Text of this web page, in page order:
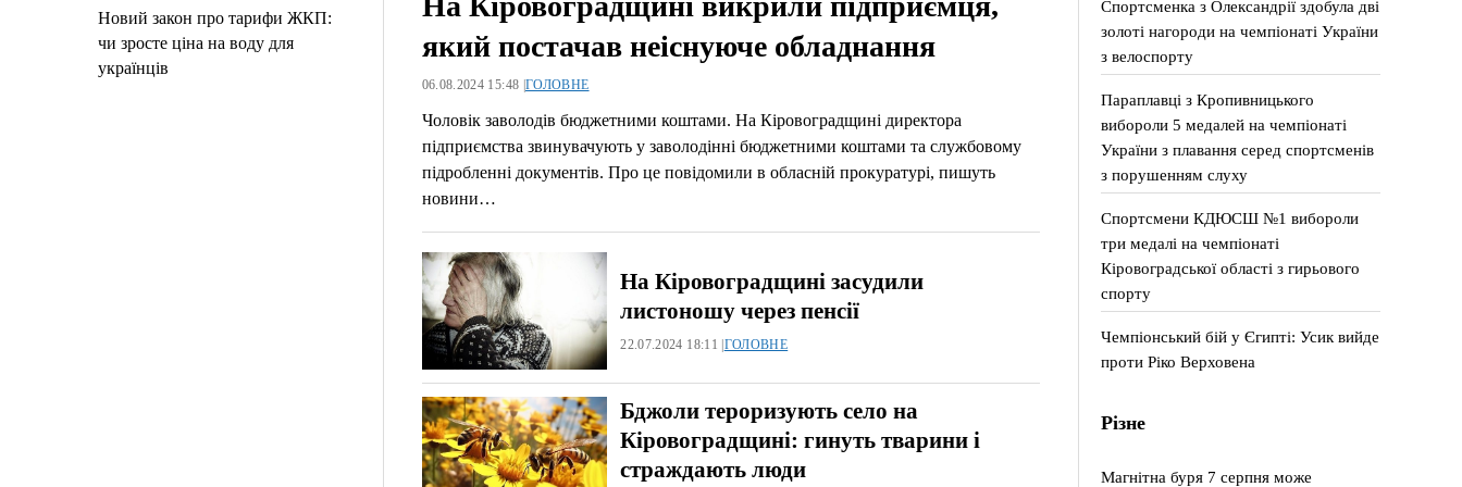
Новий закон про тарифи ЖКП:
чи зросте ціна на воду для
українців
який постачав неіснуюче обладнання
06.08.2024 15:48 |ГОЛОВНЕ
Чоловік заволодів бюджетними коштами. На Кіровоградщині директора
підприємства звинувачують у заволодінні бюджетними коштами та службовому
підробленні документів. Про це повідомили в обласній прокуратурі, пишуть
новини…
На Кіровоградщині засудили
листоношу через пенсії
22.07.2024 18:11 | ГОЛОВНЕ
Бджоли тероризують село на
Кіровоградщині: гинуть тварини і
страждають люди
Спортсменка з Олександрії здобула дві
золоті нагороди на чемпіонаті України
з велоспорту
Параплавці з Кропивницького
вибороли 5 медалей на чемпіонаті
України з плавання серед спортсменів
з порушенням слуху
Спортсмени КДЮСШ №1 вибороли
три медалі на чемпіонаті
Кіровоградської області з гирьового
спорту
Чемпіонський бій у Єгипті: Усик вийде
проти Ріко Верховена
Різне
Магнітна буря 7 серпня може